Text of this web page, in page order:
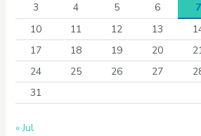
3
4 5 6 7
10
11 12 13
17
18 19 20
24
25 26 27
31
« Jul